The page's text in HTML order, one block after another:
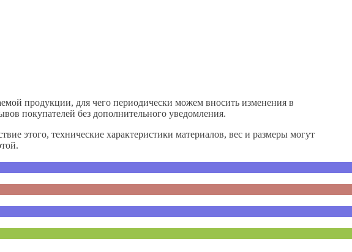
продукции, для чего периодически можем вносить изменения в
покупателей без дополнительного уведомления.
этого, технические характеристики материалов, вес и размеры могут